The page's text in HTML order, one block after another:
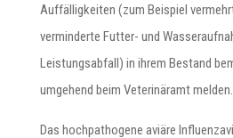
Auffälligkeiten (zum Beispiel
verminderte Futter- und
Leistungsabfall) in ihrem Bestand
umgehend beim Veterinäramt melden.
Das hochpathogene aviäre